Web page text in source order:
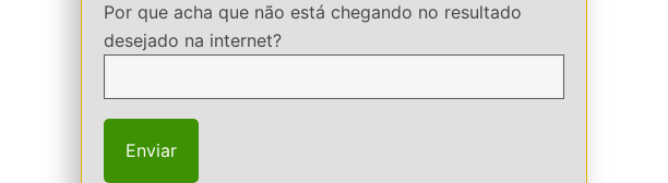
Por que acha que não está chegando no resultado
desejado na internet?